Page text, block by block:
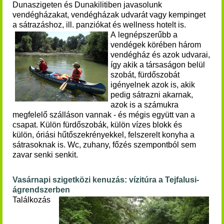
Dunaszigeten és Dunakilitiben javasolunk
vendégházakat, vendégházak udvarát vagy kempinget
a sátrazáshoz, ill. panziókat és wellness hotelt is.
A legnépszerűbb a
vendégek körében három
vendégház és azok udvarai,
így akik a társaságon belül
szobát, fürdőszobát
igényelnek azok is, akik
pedig sátrazni akarnak,
azok is a számukra
megfelelő szálláson vannak - és mégis együtt van a
csapat. Külön fürdőszobák, külön vízes blokk és
külön, óriási hűtőszekrényekkel, felszerelt konyha a
sátrasoknak is. Wc, zuhany, főzés szempontból sem
zavar senki senkit.
Vasárnapi szigetközi kenuzás: vízitúra a Tejfalusi-
ágrendszerben
Találkozás